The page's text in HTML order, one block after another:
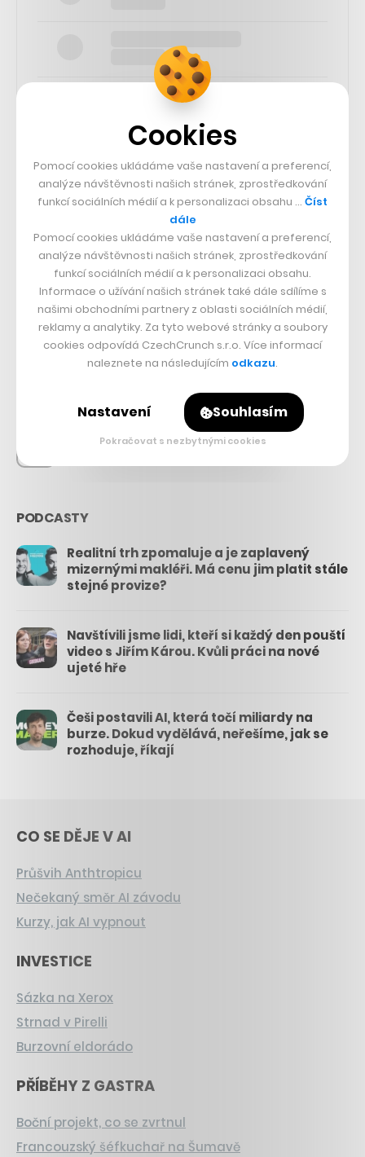
SLEDUJTE NÁS
73k
25k
56.4k
PODCASTY
Realitní trh zpomaluje a je zaplavený
mizernými makléři. Má cenu jim platit stále
stejné provize?
Navštívili jsme lidi, kteří si každý den pouští
video s Jiřím Károu. Kvůli práci na nové
ujeté hře
Češi postavili AI, která točí miliardy na
burze. Dokud vydělává, neřešíme, jak se
rozhoduje, říkají
CO SE DĚJE V AI
Průšvih Anthtropicu
Nečekaný směr AI závodu
Kurzy, jak AI vypnout
INVESTICE
Sázka na Xerox
Strnad v Pirelli
Burzovní eldorádo
PŘÍBĚHY Z GASTRA
Boční projekt, co se zvrtnul
Francouzský šéfkuchař na Šumavě
Cookies
Pomocí cookies ukládáme vaše nastavení a preferencí,
analýze návštěvnosti našich stránek, zprostředkování
funkcí sociálních médií a k personalizaci obsahu … Číst
dále
Pomocí cookies ukládáme vaše nastavení a preferencí,
analýze návštěvnosti našich stránek, zprostředkování
funkcí sociálních médií a k personalizaci obsahu.
Informace o užívání našich stránek také dále sdílíme s
našimi obchodními partnery z oblasti sociálních médií,
reklamy a analytiky. Za tyto webové stránky a soubory
cookies odpovídá CzechCrunch s.r.o. Více informací
naleznete na následujícím odkazu.
Nastavení Souhlasím
Pokračovat s nezbytnými cookies